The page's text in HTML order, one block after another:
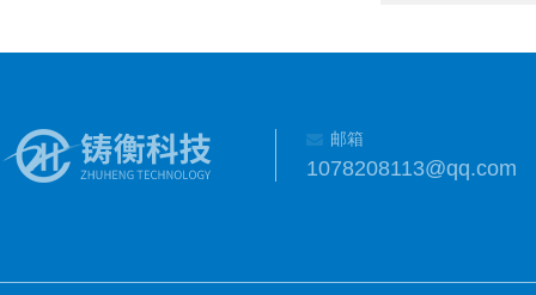
邮箱
1078208113@qq.com